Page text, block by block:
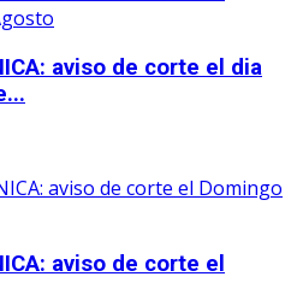
aviso de corte el dia
aviso de corte el